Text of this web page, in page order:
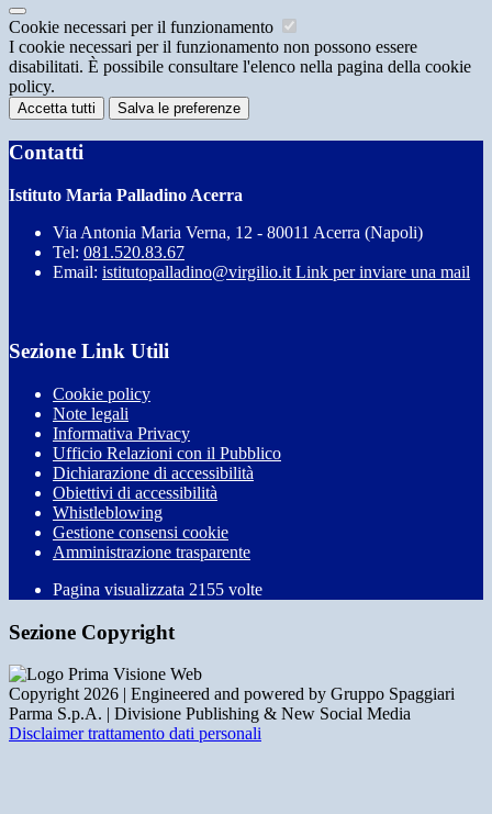
Cookie necessari per il funzionamento
I cookie necessari per il funzionamento non possono essere
disabilitati. È possibile consultare l'elenco nella pagina della cookie
policy.
Accetta tutti Salva le preferenze
Contatti
Istituto Maria Palladino Acerra
Via Antonia Maria Verna, 12 - 80011 Acerra (Napoli)
Tel: 081.520.83.67
Email: istitutopalladino@virgilio.it Link per inviare una mail
Sezione Link Utili
Cookie policy
Note legali
Informativa Privacy
Ufficio Relazioni con il Pubblico
Dichiarazione di accessibilità
Obiettivi di accessibilità
Whistleblowing
Gestione consensi cookie
Amministrazione trasparente
Pagina visualizzata 2155 volte
Sezione Copyright
Copyright 2026 | Engineered and powered by Gruppo Spaggiari
Parma S.p.A. | Divisione Publishing & New Social Media
Disclaimer trattamento dati personali